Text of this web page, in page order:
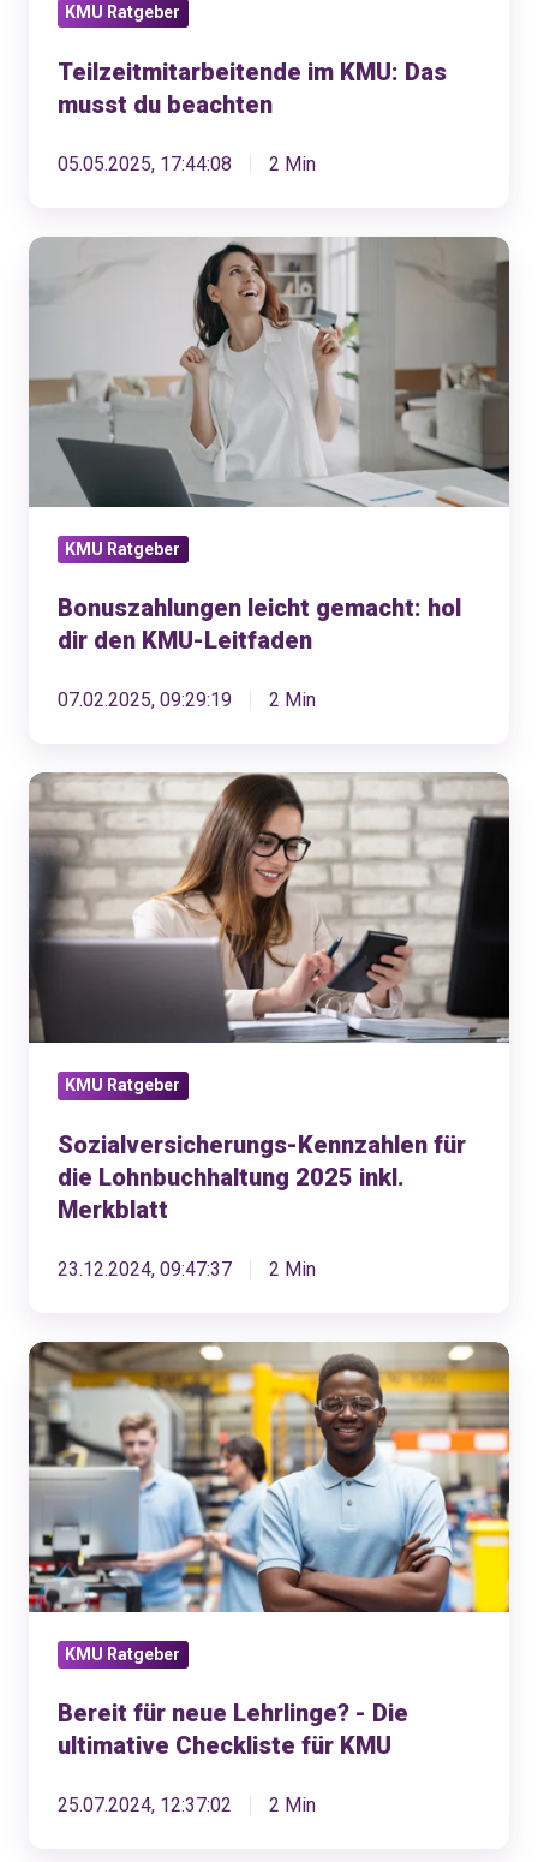
KMU Ratgeber
Teilzeitmitarbeitende im KMU: Das
musst du beachten
05.05.2025, 17:44:08 2 Min
Bonuszahlungen
leicht
dir
KMU-
Leitfaden
KMU Ratgeber
Bonuszahlungen leicht gemacht: hol
dir den KMU-Leitfaden
07.02.2025, 09:29:19 2 Min
Sozialversicherungs-
Kennzahlen
für
Lohnbuchhaltung
inkl.
Merkblatt
KMU Ratgeber
Sozialversicherungs-Kennzahlen für
die Lohnbuchhaltung 2025 inkl.
Merkblatt
23.12.2024, 09:47:37 2 Min
Bereit
für
neue
Lehrlinge?
Die
ultimative
Checkliste
KMUKMU Ratgeber
Bereit für neue Lehrlinge? - Die
ultimative Checkliste für KMU
25.07.2024, 12:37:02 2 Min